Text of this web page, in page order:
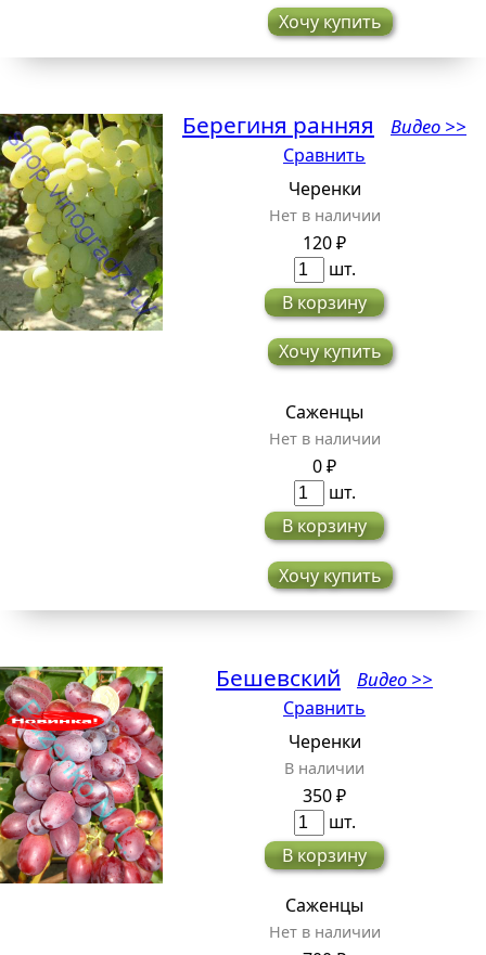
Хочу купить
Берегиня ранняя Видео >>
Сравнить
Черенки
Нет в наличии
120 ₽
шт.
В корзину
Хочу купить
Саженцы
Нет в наличии
0 ₽
шт.
В корзину
Хочу купить
Бешевский Видео >>
Сравнить
Черенки
В наличии
350 ₽
шт.
В корзину
Саженцы
Нет в наличии